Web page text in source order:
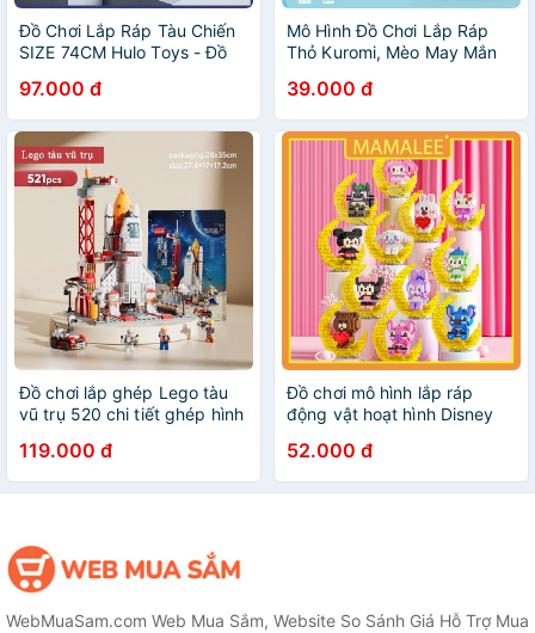
Đồ Chơi Lắp Ráp Tàu Chiến
SIZE 74CM Hulo Toys - Đồ
Chơi Sáng Tạo, Xếp Hình
Lớn
97.000 đ
Mô Hình Đồ Chơi Lắp Ráp
Thỏ Kuromi, Mèo May Mắn
39.000 đ
Đồ chơi lắp ghép Lego tàu
vũ trụ 520 chi tiết ghép hình
tư duy phát triển trí tuệ
119.000 đ
Đồ chơi mô hình lắp ráp
động vật hoạt hình Disney
52.000 đ
WebMuaSam.com Web Mua Sắm, Website So Sánh Giá Hỗ Trợ Mua